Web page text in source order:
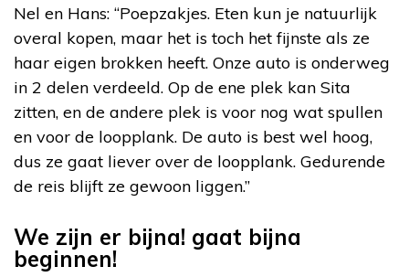
Nel en Hans: “Poepzakjes. Eten kun je natuurlijk
overal kopen, maar het is toch het fijnste als ze
haar eigen brokken heeft. Onze auto is onderweg
in 2 delen verdeeld. Op de ene plek kan Sita
zitten, en de andere plek is voor nog wat spullen
en voor de loopplank. De auto is best wel hoog,
dus ze gaat liever over de loopplank. Gedurende
de reis blijft ze gewoon liggen.”
We zijn er bijna! gaat bijna
beginnen!